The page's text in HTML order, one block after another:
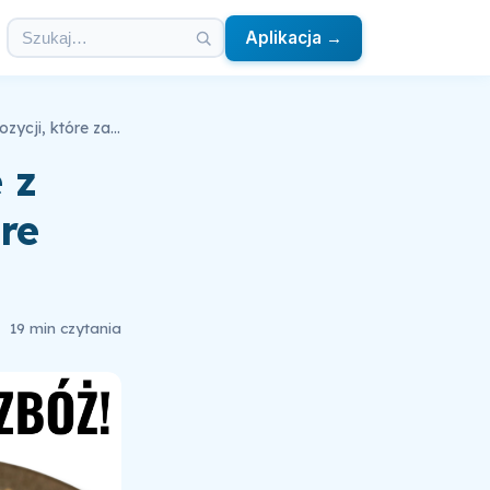
Aplikacja →
Niebanalne przepisy na kolacje z kasz i zbóż – 10 propozycji, które zachwycą!
z
19 min czytania